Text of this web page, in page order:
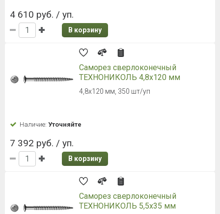
4 610 руб. / уп.
В корзину
Саморез сверлоконечный
ТЕХНОНИКОЛЬ 4,8х120 мм
4,8х120 мм, 350 шт/уп
Наличие: Уточняйте
7 392 руб. / уп.
В корзину
Саморез сверлоконечный
ТЕХНОНИКОЛЬ 5,5х35 мм